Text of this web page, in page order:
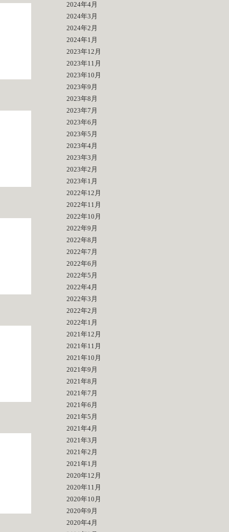
2024年4月
2024年3月
2024年2月
2024年1月
2023年12月
2023年11月
2023年10月
2023年9月
2023年8月
2023年7月
2023年6月
2023年5月
2023年4月
2023年3月
2023年2月
2023年1月
2022年12月
2022年11月
2022年10月
2022年9月
2022年8月
2022年7月
2022年6月
2022年5月
2022年4月
2022年3月
2022年2月
2022年1月
2021年12月
2021年11月
2021年10月
2021年9月
2021年8月
2021年7月
2021年6月
2021年5月
2021年4月
2021年3月
2021年2月
2021年1月
2020年12月
2020年11月
2020年10月
2020年9月
2020年4月